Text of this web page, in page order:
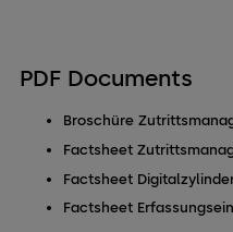
PDF Documents
Broschüre
Factsheet
Factsheet
Factsheet